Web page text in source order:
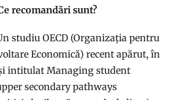
recomandări sunt?
studiu OECD (Organizația pentru
Economică) recent apărut, în
intitulat Managing student
secondary pathways